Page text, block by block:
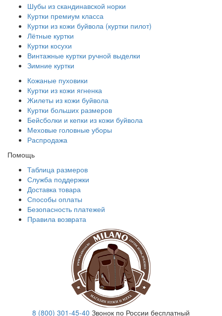
Шубы из скандинавской норки
Куртки премиум класса
Куртки из кожи буйвола (куртки пилот)
Лётные куртки
Куртки косухи
Винтажные куртки ручной выделки
Зимние куртки
Кожаные пуховики
Куртки из кожи ягненка
Жилеты из кожи буйвола
Куртки больших размеров
Бейсболки и кепки из кожи буйвола
Меховые головные уборы
Распродажа
Помощь
Таблица размеров
Служба поддержки
Доставка товара
Способы оплаты
Безопасность платежей
Правила возврата
8 (800) 301-45-40 Звонок по России бесплатный